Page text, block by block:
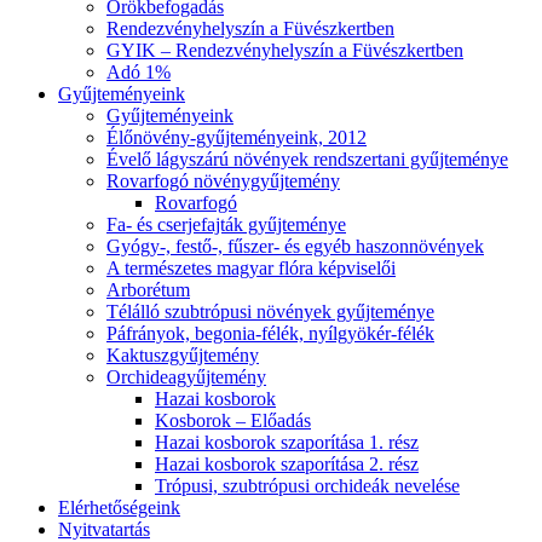
Örökbefogadás
Rendezvényhelyszín a Füvészkertben
GYIK – Rendezvényhelyszín a Füvészkertben
Adó 1%
Gyűjteményeink
Gyűjteményeink
Élőnövény-gyűjteményeink, 2012
Évelő lágyszárú növények rendszertani gyűjteménye
Rovarfogó növénygyűjtemény
Rovarfogó
Fa- és cserjefajták gyűjteménye
Gyógy-, festő-, fűszer- és egyéb haszonnövények
A természetes magyar flóra képviselői
Arborétum
Télálló szubtrópusi növények gyűjteménye
Páfrányok, begonia-félék, nyílgyökér-félék
Kaktuszgyűjtemény
Orchideagyűjtemény
Hazai kosborok
Kosborok – Előadás
Hazai kosborok szaporítása 1. rész
Hazai kosborok szaporítása 2. rész
Trópusi, szubtrópusi orchideák nevelése
Elérhetőségeink
Nyitvatartás